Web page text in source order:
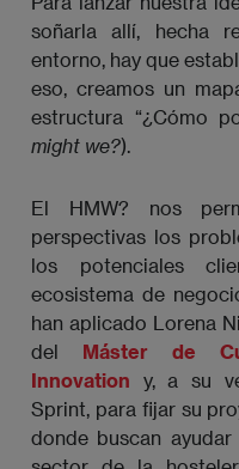
soñarla allí, hecha
entorno, hay que
eso, creamos un
estructura “¿Cómo
might we?).
El HMW? nos
perspectivas los
los potenciales
ecosistema de
han aplicado Lorena
del Máster de
Innovation y, a su
Sprint, para fijar su
donde buscan